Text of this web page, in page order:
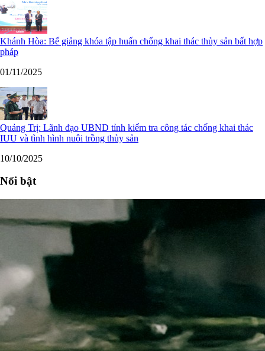
Khánh Hòa: Bế giảng khóa tập huấn chống khai thác thủy sản bất hợp
pháp
01/11/2025
Quảng Trị: Lãnh đạo UBND tỉnh kiểm tra công tác chống khai thác
IUU và tình hình nuôi trồng thủy sản
10/10/2025
Nổi bật